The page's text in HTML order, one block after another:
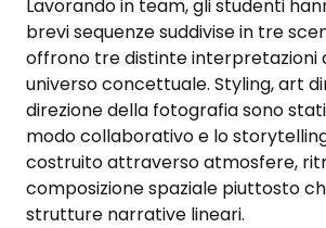
Lavorando in team, gli studenti
brevi sequenze suddivise in tre
offrono tre distinte interpretazioni
universo concettuale. Styling, art
direzione della fotografia sono
modo collaborativo e lo
costruito attraverso atmosfere,
composizione spaziale piuttosto
strutture narrative lineari.